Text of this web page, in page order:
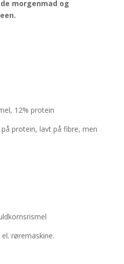
morgenmad og
12% protein
protein, lavt på fibre, men
røremaskine.